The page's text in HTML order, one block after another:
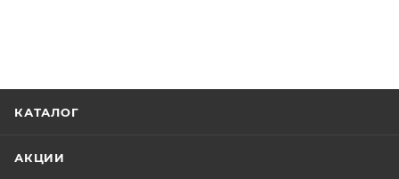
КАТАЛОГ
АКЦИИ